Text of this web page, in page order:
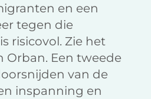
en een
tegen die
risicovol. Zie het
Orban. Een tweede
van de
inspanning en